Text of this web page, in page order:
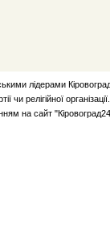
лідерами
чи релігійної
на сайт